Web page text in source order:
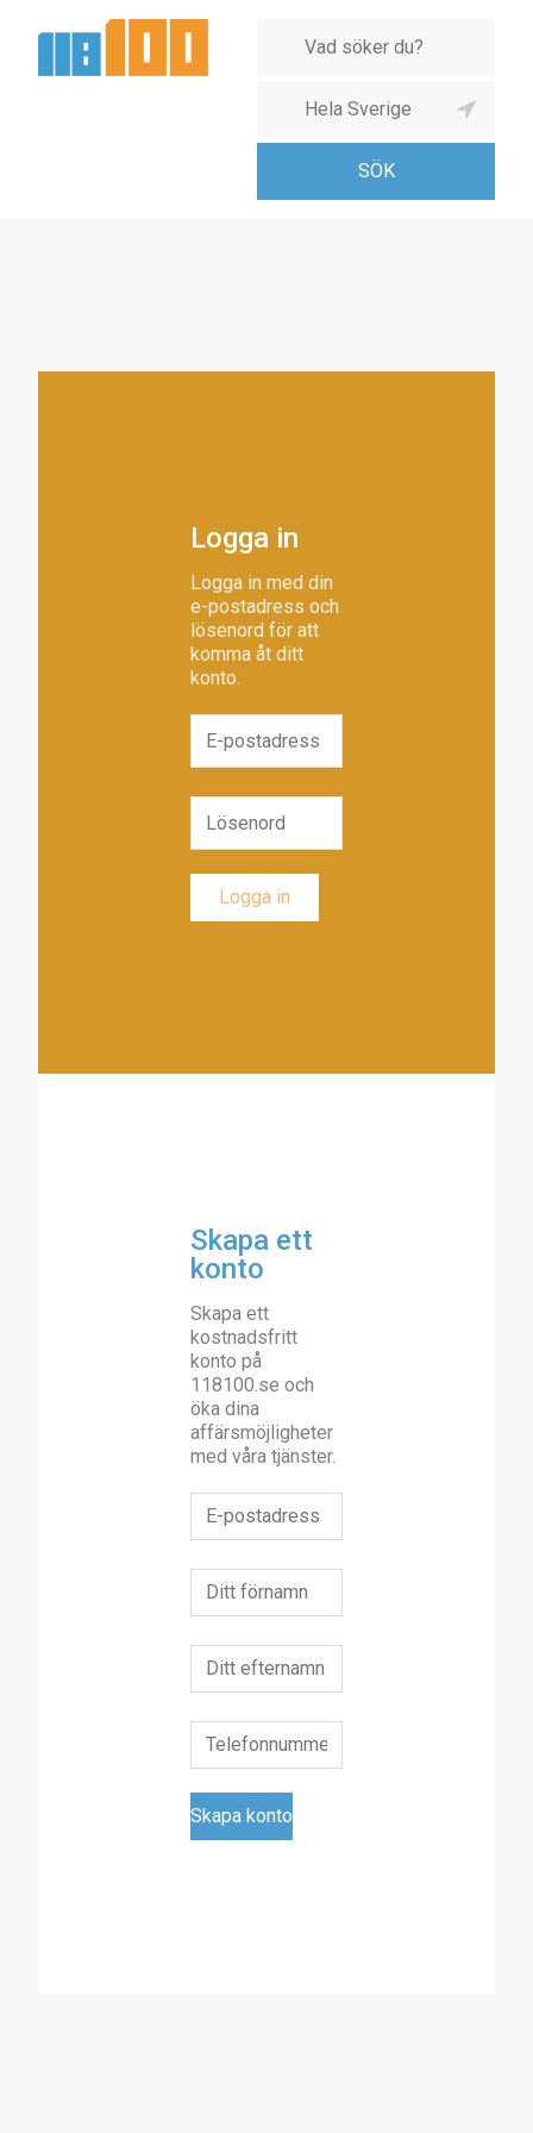
Logga in
Logga in med din
e-postadress och
lösenord för att
komma åt ditt
konto.
Skapa ett
konto
Skapa ett
kostnadsfritt
konto på
118100.se och
öka dina
affärsmöjligheter
med våra tjänster.